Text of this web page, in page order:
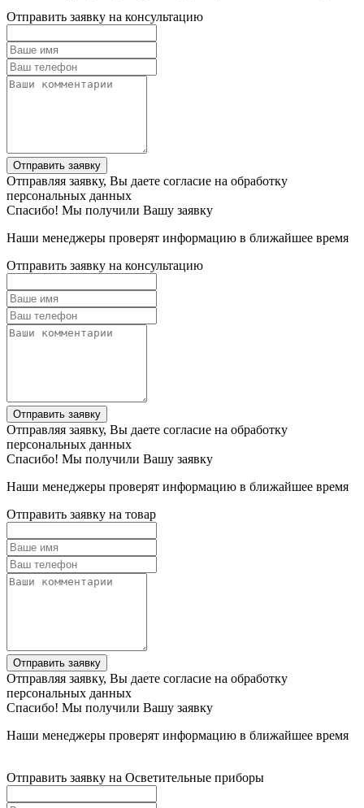
Отправить заявку на консультацию
Отправить заявку
Отправляя заявку, Вы даете согласие на обработку
персональных данных
Спасибо! Мы получили Вашу заявку
Наши менеджеры проверят информацию в ближайшее время
Отправить заявку на консультацию
Отправить заявку
Отправляя заявку, Вы даете согласие на обработку
персональных данных
Спасибо! Мы получили Вашу заявку
Наши менеджеры проверят информацию в ближайшее время
Отправить заявку на товар
Отправить заявку
Отправляя заявку, Вы даете согласие на обработку
персональных данных
Спасибо! Мы получили Вашу заявку
Наши менеджеры проверят информацию в ближайшее время
Отправить заявку на Осветительные приборы